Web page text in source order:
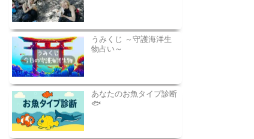
うみくじ ～守護海洋生
物占い～
あなたのお魚タイプ診断
🐟